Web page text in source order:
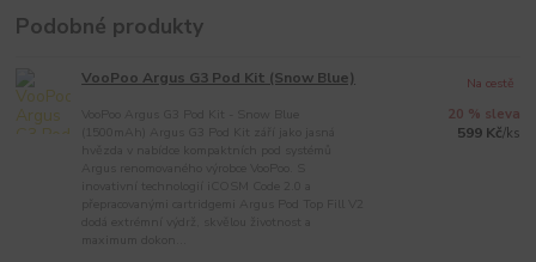
Podobné produkty
VooPoo Argus G3 Pod Kit (Snow Blue)
20 % sleva
599 Kč/ks
Na cestě